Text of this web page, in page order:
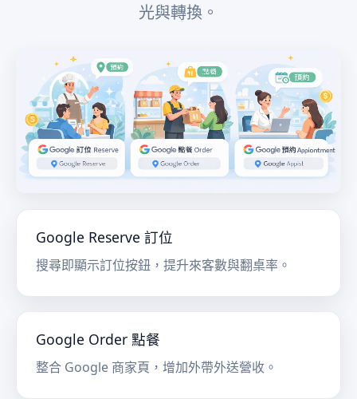
光與轉換。
Google Reserve 訂位
搜尋即顯示訂位按鈕，提升來客數與翻桌率。
Google Order 點餐
整合 Google 商家頁，增加外帶外送營收。